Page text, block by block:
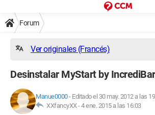
Forum
Ver originales (Francés)
Desinstalar MyStart by IncrediBar
Manue0000- Editado el 30 may. 2012 a las
XXfancyXX -4 ene. 2015 a las 16:03